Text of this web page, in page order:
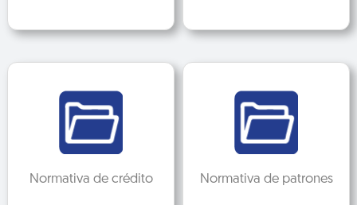
Normativa de crédito Normativa de patrones